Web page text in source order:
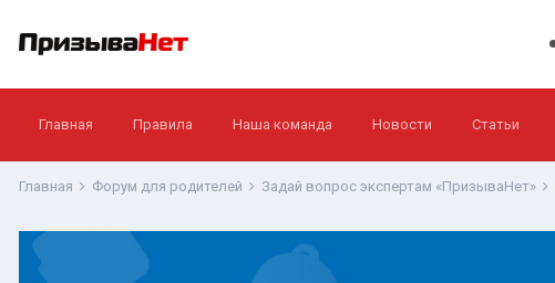
Главная Правила Наша команда Новости Статьи
Главная Форум для родителей Задай вопрос экспертам «ПризываНет»